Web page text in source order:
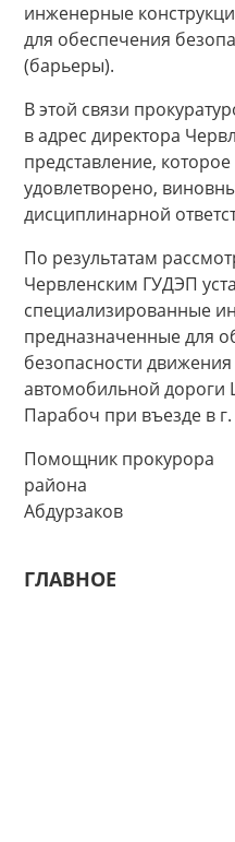
инженерные
для обеспечения
(барьеры).
В этой связи
в адрес директора
представление,
удовлетворено,
дисциплинарной
По результатам
Червленским ГУДЭП
специализированные
предназначенные для
безопасности
автомобильной дороги
Парабоч при въезде в
Помощник прокурора
Абдурзаков
ГЛАВНОЕ